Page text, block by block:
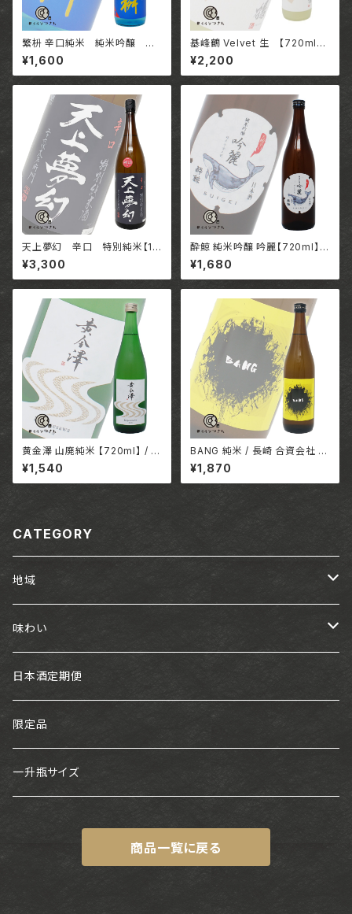
繁枡 辛口純米 純米吟醸 壱
火【720ml】 / 福岡 株式会社高
橋商店
¥1,600
基峰鶴 Velvet 生 【720ml】/
佐賀 合資会社基山商店
¥2,200
天上夢幻 辛口 特別純米【18
¥3,300
酔鯨 純米吟醸 吟麗【720ml】 /
高知 酔鯨酒造株式会社
¥1,680
黄金澤 山廃純米 【720ml】 / 宮
城 合名会社川敬商店
¥1,540
BANG 純米 / 長崎 合資会社 吉
田屋
¥1,870
CATEGORY
地域
東海
白老
近畿
神開
浅茅生
中国・四国
金鵄盛典
九州
味わい
フルーティー
スッキリ
旨口
日本酒定期便
限定品
一升瓶サイズ
商品一覧に戻る